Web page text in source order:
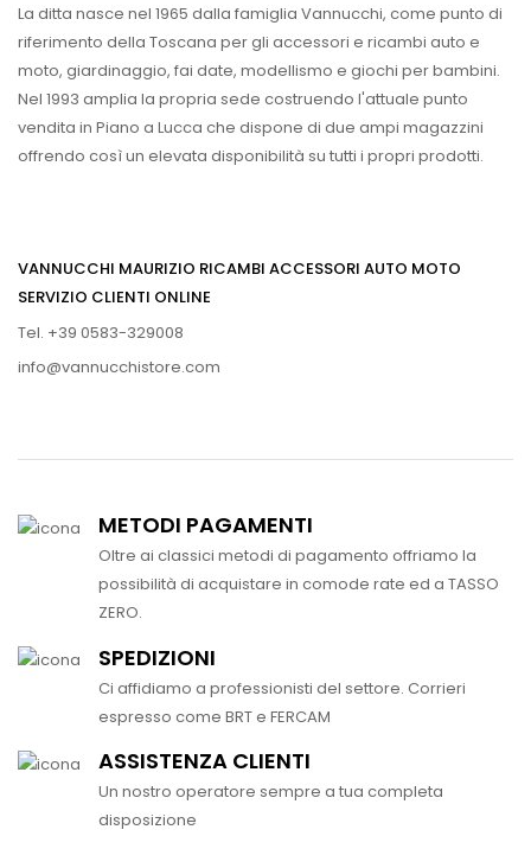
La ditta nasce nel 1965 dalla famiglia Vannucchi, come punto di
riferimento della Toscana per gli accessori e ricambi auto e
moto, giardinaggio, fai date, modellismo e giochi per bambini.
Nel 1993 amplia la propria sede costruendo l'attuale punto
vendita in Piano a Lucca che dispone di due ampi magazzini
offrendo così un elevata disponibilità su tutti i propri prodotti.
VANNUCCHI MAURIZIO RICAMBI ACCESSORI AUTO MOTO
SERVIZIO CLIENTI ONLINE
Tel. +39 0583-329008
info@vannucchistore.com
METODI PAGAMENTI
Oltre ai classici metodi di pagamento offriamo la
possibilità di acquistare in comode rate ed a TASSO
ZERO.
SPEDIZIONI
Ci affidiamo a professionisti del settore. Corrieri
espresso come BRT e FERCAM
ASSISTENZA CLIENTI
Un nostro operatore sempre a tua completa
disposizione